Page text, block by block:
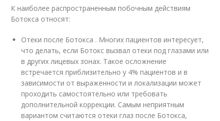
К наиболее распространенным побочным действиям
Ботокса относят:
Отеки после Ботокса . Многих пациентов интересует,
что делать, если Ботокс вызвал отеки под глазами или
в других лицевых зонах. Такое осложнение
встречается приблизительно у 4% пациентов и в
зависимости от выраженности и локализации может
проходить самостоятельно или требовать
дополнительной коррекции. Самым неприятным
вариантом считаются отеки глаз после Ботокса,